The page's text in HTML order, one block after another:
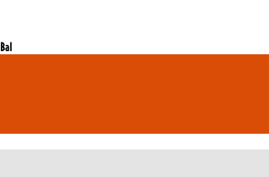
Bal